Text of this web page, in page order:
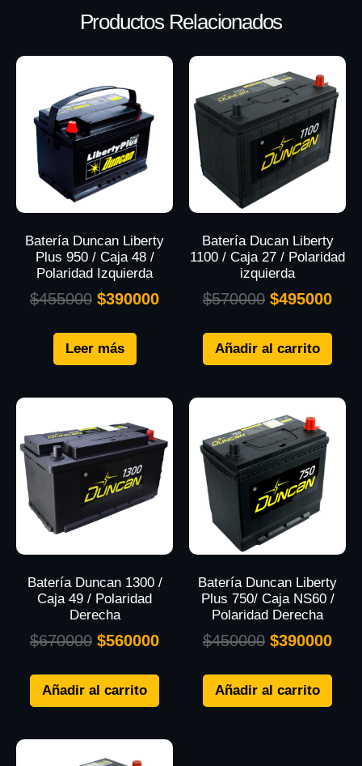
Productos Relacionados
Batería Duncan Liberty
Plus 950 / Caja 48 /
Polaridad Izquierda
$455000 $390000
Leer más
Batería Ducan Liberty
1100 / Caja 27 / Polaridad
izquierda
$570000 $495000
Añadir al carrito
Batería Duncan 1300 /
Caja 49 / Polaridad
Derecha
$670000 $560000
Añadir al carrito
Batería Duncan Liberty
Plus 750/ Caja NS60 /
Polaridad Derecha
$450000 $390000
Añadir al carrito